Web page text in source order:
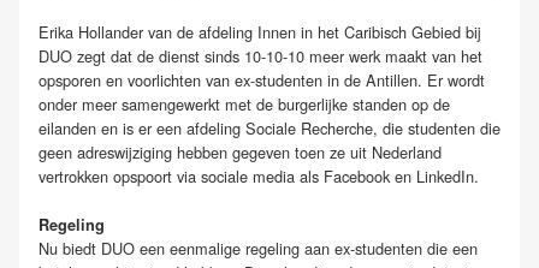
Erika Hollander van de afdeling Innen in het Caribisch Gebied bij
DUO zegt dat de dienst sinds 10-10-10 meer werk maakt van het
opsporen en voorlichten van ex-studenten in de Antillen. Er wordt
onder meer samengewerkt met de burgerlijke standen op de
eilanden en is er een afdeling Sociale Recherche, die studenten die
geen adreswijziging hebben gegeven toen ze uit Nederland
vertrokken opspoort via sociale media als Facebook en LinkedIn.
Regeling
Nu biedt DUO een eenmalige regeling aan ex-studenten die een